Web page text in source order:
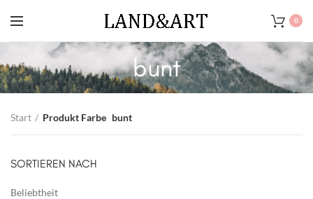
0
bunt
Start Produkt Farbe bunt
SORTIEREN NACH
Beliebtheit